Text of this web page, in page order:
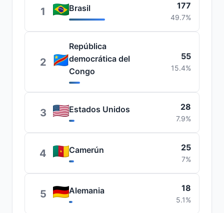
1 Brasil 177
49.7%
2
República
democrática del
Congo
55
15.4%
3 Estados Unidos 28
7.9%
4 Camerún 25
7%
5 Alemania 18
5.1%